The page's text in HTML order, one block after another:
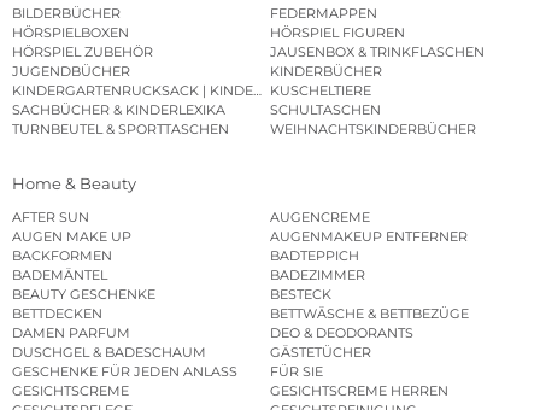
BILDERBÜCHER
FEDERMAPPEN
HÖRSPIELBOXEN
HÖRSPIEL FIGUREN
HÖRSPIEL ZUBEHÖR
JAUSENBOX & TRINKFLASCHEN
JUGENDBÜCHER
KINDERBÜCHER
KINDERGARTENRUCKSACK | KINDERGARTENBEUTEL
KUSCHELTIERE
SACHBÜCHER & KINDERLEXIKA
SCHULTASCHEN
TURNBEUTEL & SPORTTASCHEN
WEIHNACHTSKINDERBÜCHER
Home & Beauty
AFTER SUN
AUGENCREME
AUGEN MAKE UP
AUGENMAKEUP ENTFERNER
BACKFORMEN
BADTEPPICH
BADEMÄNTEL
BADEZIMMER
BEAUTY GESCHENKE
BESTECK
BETTDECKEN
BETTWÄSCHE & BETTBEZÜGE
DAMEN PARFUM
DEO & DEODORANTS
DUSCHGEL & BADESCHAUM
GÄSTETÜCHER
GESCHENKE FÜR JEDEN ANLASS
FÜR SIE
GESICHTSCREME
GESICHTSCREME HERREN